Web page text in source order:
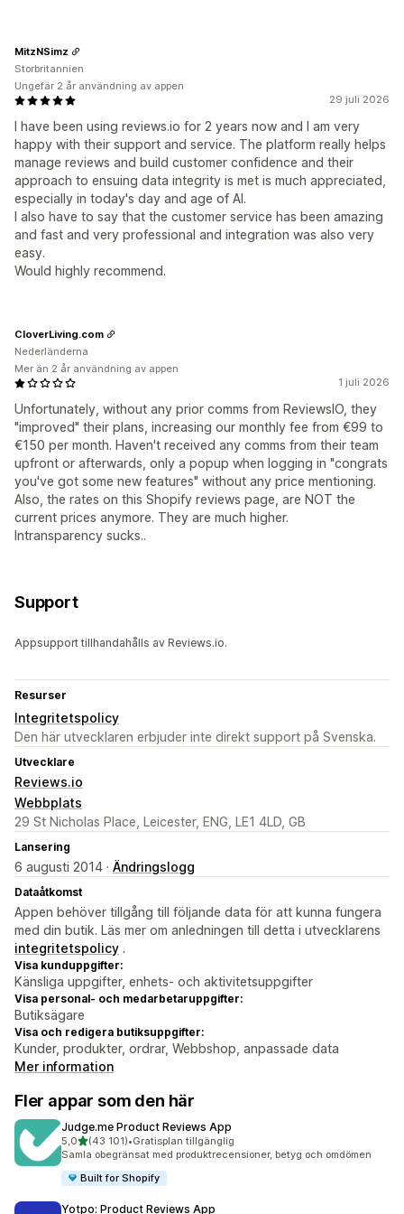
29 juli 2026
I have been using reviews.io for 2 years now and I am very
happy with their support and service. The platform really helps
manage reviews and build customer confidence and their
approach to ensuing data integrity is met is much appreciated,
especially in today's day and age of AI.
I also have to say that the customer service has been amazing
and fast and very professional and integration was also very
easy.
Would highly recommend.
MitzNSimz
Storbritannien
Ungefär 2 år användning av appen
1 juli 2026
Unfortunately, without any prior comms from ReviewsIO, they
"improved" their plans, increasing our monthly fee from €99 to
€150 per month. Haven't received any comms from their team
upfront or afterwards, only a popup when logging in "congrats
you've got some new features" without any price mentioning.
Also, the rates on this Shopify reviews page, are NOT the
current prices anymore. They are much higher.
Intransparency sucks..
CloverLiving.com
Nederländerna
Mer än 2 år användning av appen
Support
Appsupport tillhandahålls av Reviews.io.
Resurser
Integritetspolicy
Den här utvecklaren erbjuder inte direkt support på Svenska.
Utvecklare
Reviews.io
Webbplats
29 St Nicholas Place, Leicester, ENG, LE1 4LD, GB
Lansering
6 augusti 2014 · Ändringslogg
Dataåtkomst
Appen behöver tillgång till följande data för att kunna fungera
med din butik. Läs mer om anledningen till detta i utvecklarens
integritetspolicy .
Visa kunduppgifter:
Känsliga uppgifter, enhets- och aktivitetsuppgifter
Visa personal- och medarbetaruppgifter:
Butiksägare
Visa och redigera butiksuppgifter:
Kunder, produkter, ordrar, Webbshop, anpassade data
Mer information
Fler appar som den här
Judge.me Product Reviews App
5,0av 5 stjärnor
(43 101)
43101 recensioner totalt
•Gratisplan tillgänglig
Samla obegränsat med produktrecensioner, betyg och omdömen
Built for Shopify
Yotpo: Product Reviews App